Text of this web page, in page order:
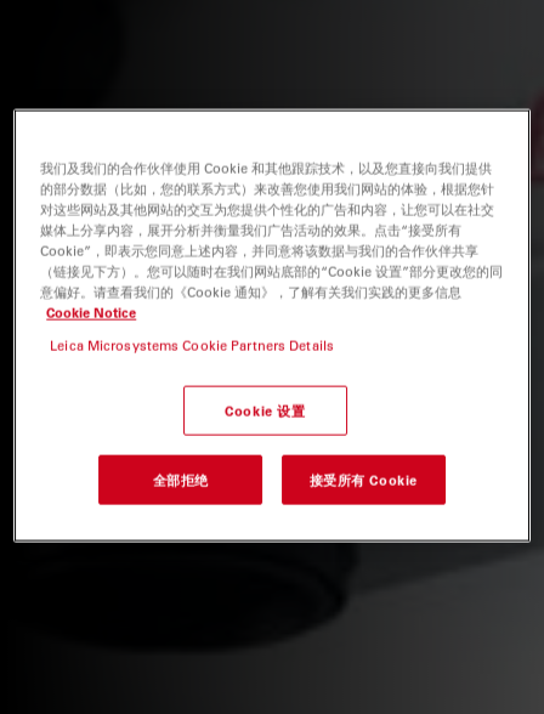
我们及我们的合作伙伴使用 Cookie 和其他跟踪技术，以及您直接向我们提供
的部分数据（比如，您的联系方式）来改善您使用我们网站的体验，根据您针
对这些网站及其他网站的交互为您提供个性化的广告和内容，让您可以在社交
媒体上分享内容，展开分析并衡量我们广告活动的效果。点击“接受所有
Cookie”，即表示您同意上述内容，并同意将该数据与我们的合作伙伴共享
（链接见下方）。您可以随时在我们网站底部的“Cookie 设置”部分更改您的同
意偏好。请查看我们的《Cookie 通知》，了解有关我们实践的更多信息
Cookie Notice
Leica Microsystems Cookie Partners Details
Cookie 设置
全部拒绝 接受所有 Cookie